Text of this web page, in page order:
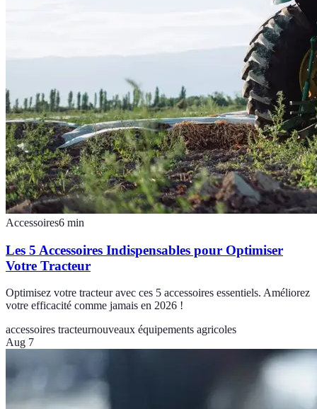
Accessoires6 min
Les 5 Accessoires Indispensables pour Optimiser
Votre Tracteur
Optimisez votre tracteur avec ces 5 accessoires essentiels. Améliorez
votre efficacité comme jamais en 2026 !
accessoires tracteurnouveaux équipements agricoles
Aug 7